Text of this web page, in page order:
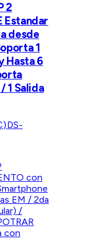
2
Estandar
desde
1
Hasta 6
1 Salida
DS-